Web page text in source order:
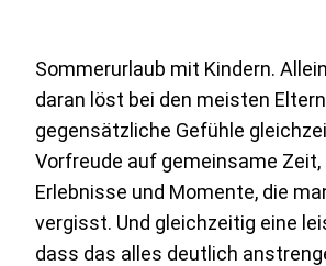
Sommerurlaub mit Kindern.
daran löst bei den meisten
gegensätzliche Gefühle
Vorfreude auf gemeinsame Zeit,
Erlebnisse und Momente, die
vergisst. Und gleichzeitig eine
dass das alles deutlich